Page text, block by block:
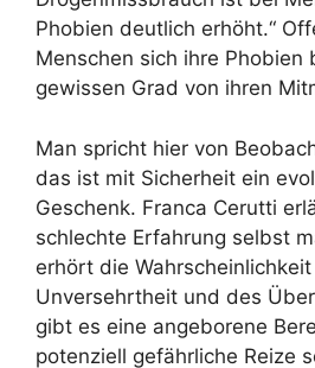
Phobien deutlich erhöht.“
Menschen sich ihre Phobien
gewissen Grad von ihren
Man spricht hier von
das ist mit Sicherheit ein
Geschenk. Franca Cerutti
schlechte Erfahrung selbst
erhört die
Unversehrtheit und des
gibt es eine angeborene
potenziell gefährliche Reize